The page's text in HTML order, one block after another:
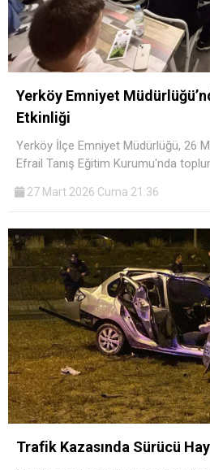
Yerköy Emniyet
Etkinliği
Yerköy İlçe Emniyet Müdürlüğü, 26
Efrail Tanış Eğitim Kurumu'nda
27 Mart 2026 Cuma 21:36
Trafik Kazasında Sürücü